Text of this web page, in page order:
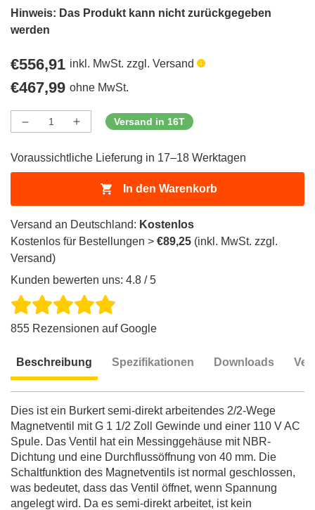
Hinweis: Das Produkt kann nicht zurückgegeben
werden
Regulärer
Preis
€556,91 inkl. MwSt. zzgl. Versand
Regulärer
Preis
€467,99 ohne MwSt.
Menge
Menge
verringern
ProductDrop
Menge
erhöhen
ProductDrop
Versand in 16T
Voraussichtliche Lieferung in 17–18 Werktagen
In den Warenkorb
Versand an Deutschland: Kostenlos
Kostenlos für Bestellungen > €89,25 (inkl. MwSt. zzgl.
Versand)
Kunden bewerten uns: 4.8 / 5
855 Rezensionen auf Google
Beschreibung Spezifikationen Downloads
Dies ist ein Burkert semi-direkt arbeitendes 2/2-Wege
Magnetventil mit G 1 1/2 Zoll Gewinde und einer 110 V AC
Spule. Das Ventil hat ein Messinggehäuse mit NBR-
Dichtung und eine Durchflussöffnung von 40 mm. Die
Schaltfunktion des Magnetventils ist normal geschlossen,
was bedeutet, dass das Ventil öffnet, wenn Spannung
angelegt wird. Da es semi-direkt arbeitet, ist kein